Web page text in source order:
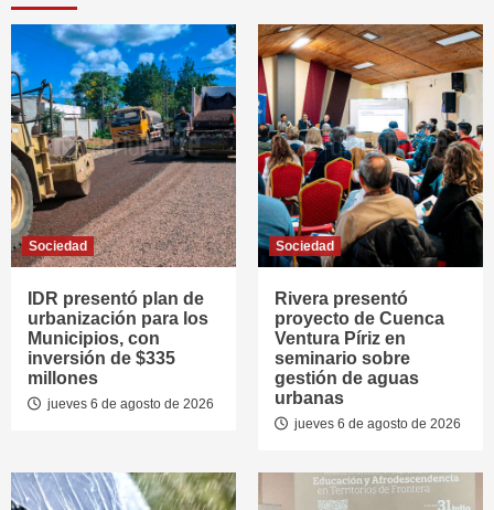
Sociedad
IDR presentó plan de
urbanización para los
Municipios, con
inversión de $335
millones
jueves 6 de agosto de 2026
Sociedad
Rivera presentó
proyecto de Cuenca
Ventura Píriz en
seminario sobre
gestión de aguas
urbanas
jueves 6 de agosto de 2026